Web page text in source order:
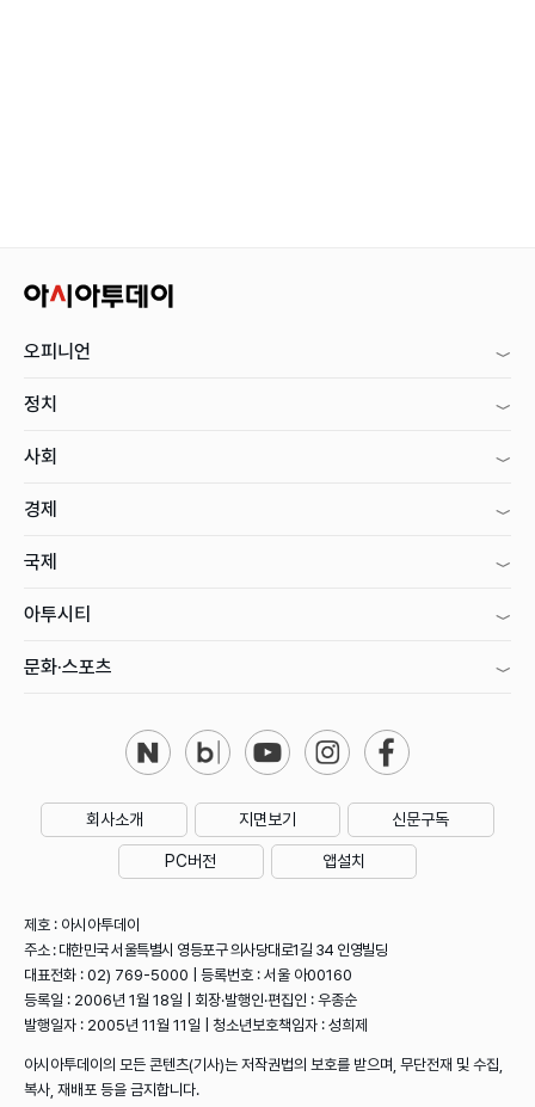
오피니언
정치
사회
경제
국제
아투시티
문화·스포츠
회사소개 지면보기 신문구독
PC버전 앱설치
제호 : 아시아투데이
주소 : 대한민국 서울특별시 영등포구 의사당대로1길 34 인영빌딩
대표전화 : 02) 769-5000 | 등록번호 : 서울 아00160
등록일 : 2006년 1월 18일 | 회장·발행인·편집인 : 우종순
발행일자 : 2005년 11월 11일 | 청소년보호책임자 : 성희제
아시아투데이의 모든 콘텐츠(기사)는 저작권법의 보호를 받으며, 무단전재 및 수집,
복사, 재배포 등을 금지합니다.